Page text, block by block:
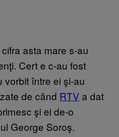
asta mare s-au
Cert e c-au fost
vorbit între ei şi-au
de când RTV a dat
şi ei de-o
George Soroş.